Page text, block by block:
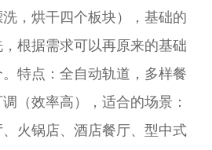
，烘干四个板块），基础的
根据需求可以再原来的基础
特点：全自动轨道，多样餐
（效率高），适合的场景：
火锅店、酒店餐厅、型中式